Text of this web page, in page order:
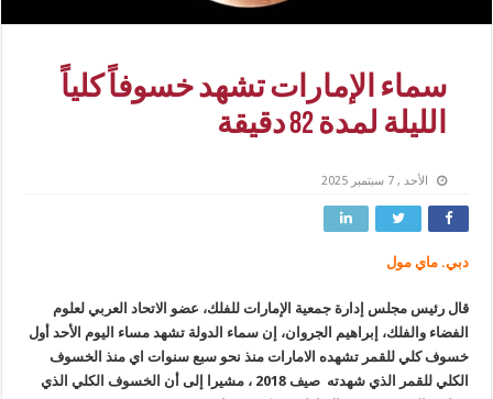
سماء الإمارات تشهد خسوفاً كلياً
الليلة لمدة 82 دقيقة
الأحد , 7 سبتمبر 2025
دبي. ماي مول
قال رئيس مجلس إدارة جمعية الإمارات للفلك، عضو الاتحاد العربي لعلوم
الفضاء والفلك، إبراهيم الجروان، إن سماء الدولة تشهد مساء اليوم الأحد أول
خسوف كلي للقمر تشهده الامارات منذ نحو سبع سنوات اي منذ الخسوف
الكلي للقمر الذي شهدته صيف 2018 ، مشيرا إلى أن الخسوف الكلي الذي